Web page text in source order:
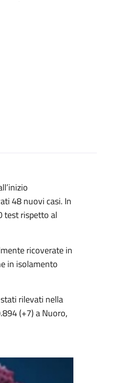
48 nuovi casi. In
test rispetto al
ricoverate in
in isolamento
rilevati nella
(+7) a Nuoro,